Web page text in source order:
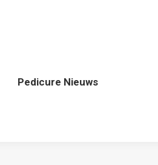
Pedicure Nieuws